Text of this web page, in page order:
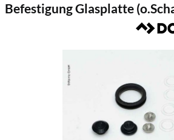
Befestigung Glasplatte